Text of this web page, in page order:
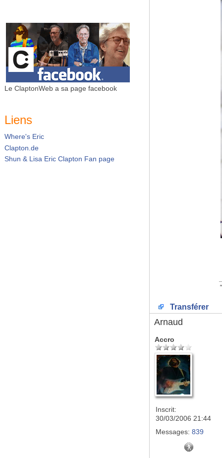
Le ClaptonWeb a sa page facebook
Liens
Where's Eric
Clapton.de
Shun & Lisa Eric Clapton Fan page
Transférer
Arnaud
Accro
Inscrit:
30/03/2006 21:44
Messages: 839